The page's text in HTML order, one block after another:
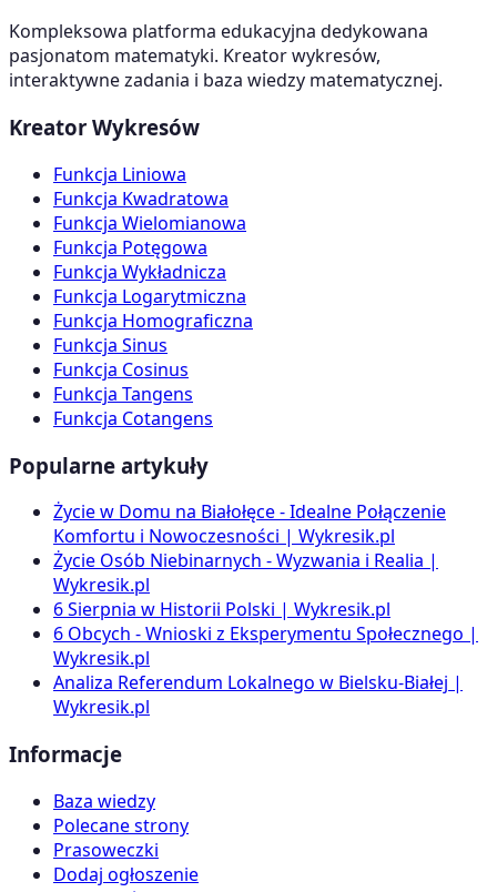
Kompleksowa platforma edukacyjna dedykowana
pasjonatom matematyki. Kreator wykresów,
interaktywne zadania i baza wiedzy matematycznej.
Kreator Wykresów
Funkcja Liniowa
Funkcja Kwadratowa
Funkcja Wielomianowa
Funkcja Potęgowa
Funkcja Wykładnicza
Funkcja Logarytmiczna
Funkcja Homograficzna
Funkcja Sinus
Funkcja Cosinus
Funkcja Tangens
Funkcja Cotangens
Popularne artykuły
Życie w Domu na Białołęce - Idealne Połączenie
Komfortu i Nowoczesności | Wykresik.pl
Życie Osób Niebinarnych - Wyzwania i Realia |
Wykresik.pl
6 Sierpnia w Historii Polski | Wykresik.pl
6 Obcych - Wnioski z Eksperymentu Społecznego |
Wykresik.pl
Analiza Referendum Lokalnego w Bielsku-Białej |
Wykresik.pl
Informacje
Baza wiedzy
Polecane strony
Prasoweczki
Dodaj ogłoszenie